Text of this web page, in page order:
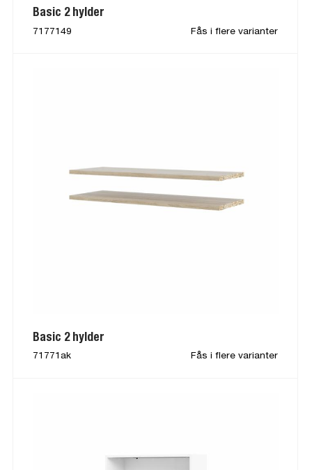
Basic 2 hylder
7177149 Fås i flere varianter
Basic 2 hylder
71771ak Fås i flere varianter